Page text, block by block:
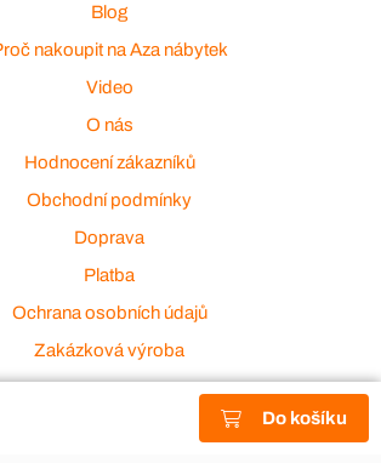
Do košíku
Blog
nakoupit na Aza nábytek
Video
O nás
Hodnocení zákazníků
Obchodní podmínky
Doprava
Platba
Ochrana osobních údajů
Zakázková výroba
Zákaznický servis